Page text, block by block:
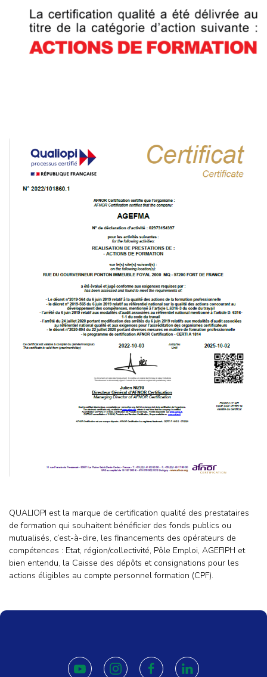
QUALIOPI est la marque de certification qualité des prestataires
de formation qui souhaitent bénéficier des fonds publics ou
mutualisés, c’est-à-dire, les financements des opérateurs de
compétences : Etat, région/collectivité, Pôle Emploi, AGEFIPH et
bien entendu, la Caisse des dépôts et consignations pour les
actions éligibles au compte personnel formation (CPF).
youtube instagramfacebooklinkedin